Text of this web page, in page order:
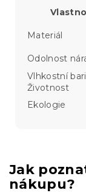
Materiál
Odolnost
Vlhkostní
Životnost
Ekologie
Jak
nákupu?